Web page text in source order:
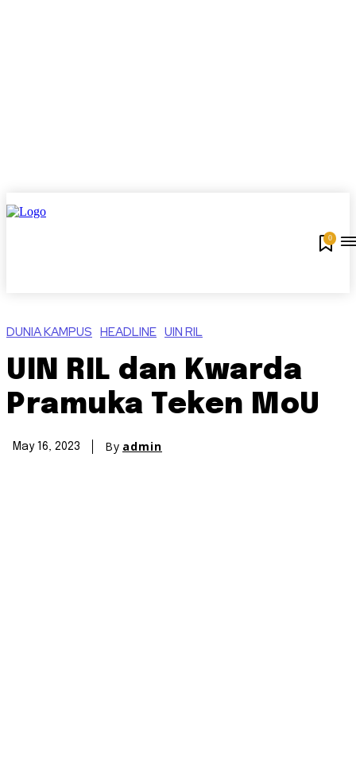
0
DUNIA KAMPUS HEADLINE UIN RIL
UIN RIL dan Kwarda
Pramuka Teken MoU
May 16, 2023 By admin